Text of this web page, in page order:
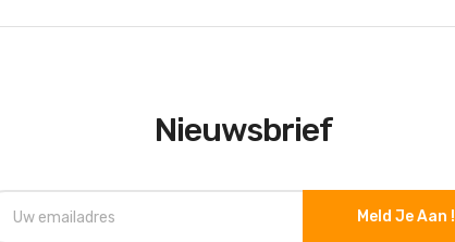
Nieuwsbrief
Meld Je Aan !